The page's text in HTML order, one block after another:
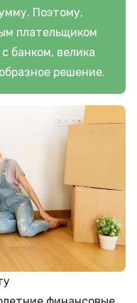
Поэтому,
плательщиком
банком, велика
решение.